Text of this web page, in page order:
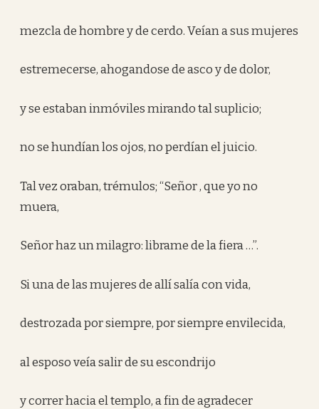
mezcla de hombre y de cerdo. Veían a sus mujeres
estremecerse, ahogandose de asco y de dolor,
y se estaban inmóviles mirando tal suplicio;
no se hundían los ojos, no perdían el juicio.
Tal vez oraban, trémulos; “Señor , que yo no
muera,
Señor haz un milagro: librame de la fiera …”.
Si una de las mujeres de allí salía con vida,
destrozada por siempre, por siempre envilecida,
al esposo veía salir de su escondrijo
y correr hacia el templo, a fin de agradecer